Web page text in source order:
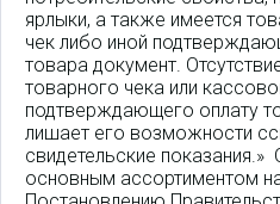
ярлыки, а также имеется
чек либо иной
товара документ.
товарного чека или
подтверждающего оплату
лишает его возможности
свидетельские
основным ассортиментом